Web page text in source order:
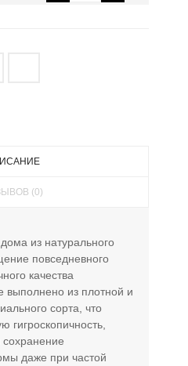
(0)
из натурального
повседневного
качества
выполнено из плотной и
сорта, что
гигроскопичность,
сохранение
даже при частой